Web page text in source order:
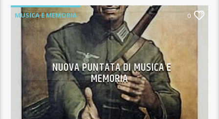
MUSICA E MEMORIA 0
NUOVA PUNTATA DI MUSICA E
MEMORIA